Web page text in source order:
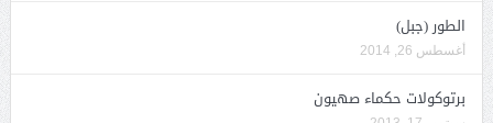
الطور (جبل)
أغسطس 26, 2014
برتوكولات حكماء صهيون